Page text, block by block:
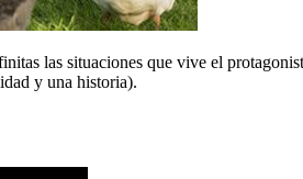
las situaciones que vive el
y una historia).